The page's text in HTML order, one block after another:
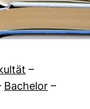
–
Bachelor –